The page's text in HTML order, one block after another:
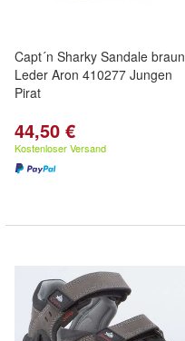
Capt´n Sharky Sandale braun
Leder Aron 410277 Jungen
Pirat
44,50 €
Kostenloser Versand